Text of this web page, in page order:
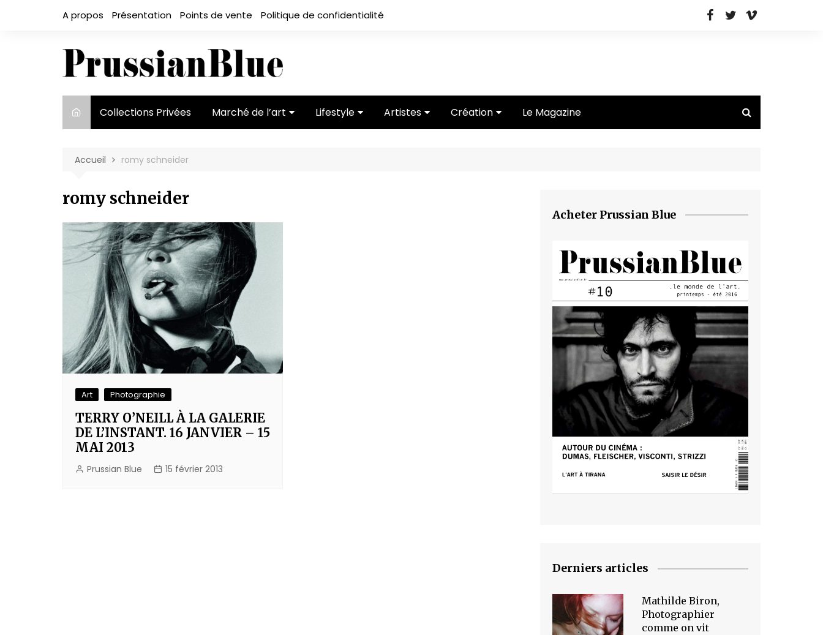
A propos Présentation Points de vente Politique de confidentialité
Collections Privées Marché de l’art Lifestyle Artistes Création Le Magazine
Accueil romy schneider
romy schneider
Art Photographie
TERRY O’NEILL À LA GALERIE
DE L’INSTANT. 16 JANVIER – 15
MAI 2013
Prussian Blue 15 février 2013
Acheter Prussian Blue
Derniers articles
Mathilde Biron,
Photographier
comme on vit